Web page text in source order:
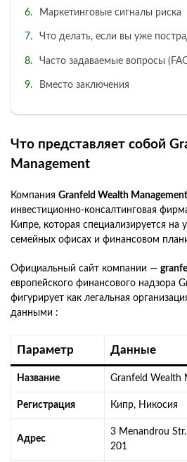
Маркетинговые сигналы риска
Что делать, если вы уже
Часто задаваемые вопросы
Вместо заключения
Что представляет собой
Management
Компания Granfeld Wealth
инвестиционно-консалтинговая
Кипре, которая специализируется на
семейных офисах и финансовом
Официальный сайт компании —
европейского финансового надзора
фигурирует как легальная
данными :
Параметр Данные
Название Granfeld Wealth
Регистрация Кипр, Никосия
Адрес
3 Menandrou
201